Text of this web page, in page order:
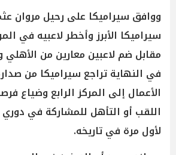
ووافق سيراميكا على رحيل مروان
سيراميكا الأبرز وأخطر لاعبيه في
مقابل ضم لاعبين معارين من الأهلي
في النهاية تراجع سيراميكا من
الأعمال إلى المركز الرابع وضياع
اللقب أو التأهل للمشاركة في دوري
لأول مرة في تاريخه.